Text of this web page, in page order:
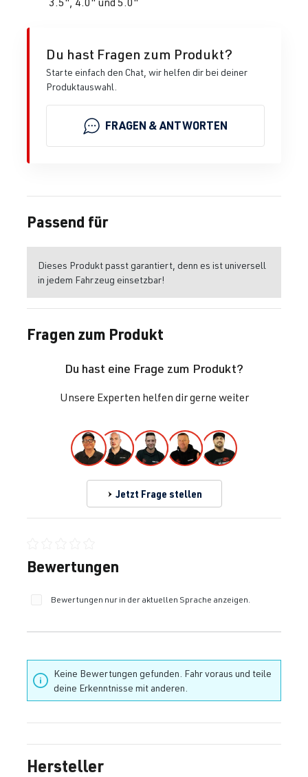
Du hast Fragen zum Produkt?
Starte einfach den Chat, wir helfen dir bei deiner
Produktauswahl.
FRAGEN & ANTWORTEN
Passend für
Dieses Produkt passt garantiert, denn es ist universell
in jedem Fahrzeug einsetzbar!
Fragen zum Produkt
Du hast eine Frage zum Produkt?
Unsere Experten helfen dir gerne weiter
Jetzt Frage stellen
Durchschnittliche Bewertung von 0 von 5 Sternen
Bewertungen
Bewertungen nur in der aktuellen Sprache anzeigen.
Keine Bewertungen gefunden. Fahr voraus und teile
deine Erkenntnisse mit anderen.
Hersteller